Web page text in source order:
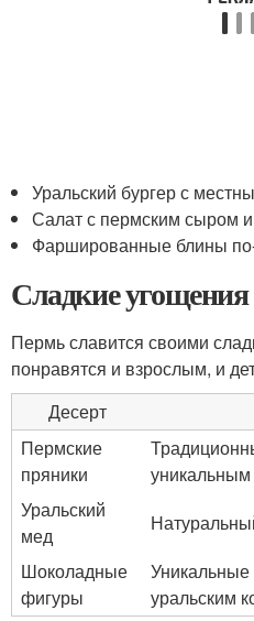
Уральский бургер с
Салат с пермским сыром
Фаршированные блины
Сладкие угощения
Пермь славится своими
понравятся и взрослым, и
Десерт
Пермские
пряники
Уральский
мед
Шоколадные
фигуры
уральским